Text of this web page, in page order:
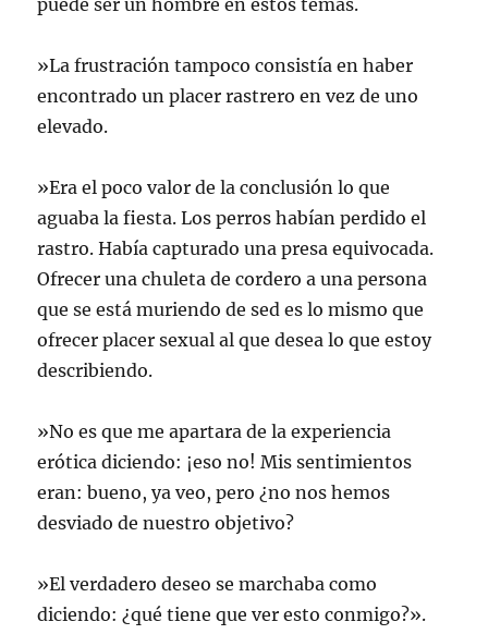
puede ser un hombre en estos temas.
»La frustración tampoco consistía en haber
encontrado un placer rastrero en vez de uno
elevado.
»Era el poco valor de la conclusión lo que
aguaba la fiesta. Los perros habían perdido el
rastro. Había capturado una presa equivocada.
Ofrecer una chuleta de cordero a una persona
que se está muriendo de sed es lo mismo que
ofrecer placer sexual al que desea lo que estoy
describiendo.
»No es que me apartara de la experiencia
erótica diciendo: ¡eso no! Mis sentimientos
eran: bueno, ya veo, pero ¿no nos hemos
desviado de nuestro objetivo?
»El verdadero deseo se marchaba como
diciendo: ¿qué tiene que ver esto conmigo?».